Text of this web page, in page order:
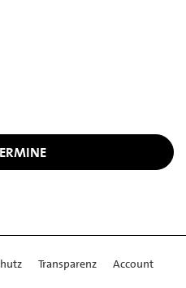
Transparenz
Account